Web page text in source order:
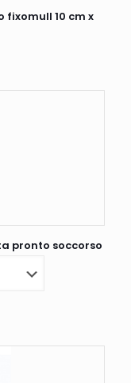
10 cm x
pronto soccorso